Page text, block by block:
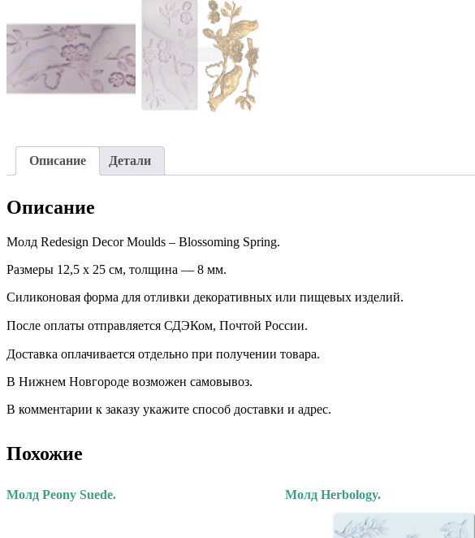
Описание Детали
Описание
Молд Redesign Decor Moulds – Blossoming Spring.
Размеры 12,5 х 25 см, толщина — 8 мм.
Силиконовая форма для отливки декоративных или пищевых изделий.
После оплаты отправляется СДЭКом, Почтой России. ⠀
Доставка оплачивается отдельно при получении товара. ⠀
В Нижнем Новгороде возможен самовывоз.
В комментарии к заказу укажите способ доставки и адрес.
Похожие
Молд Peony Suede. Молд Herbology.